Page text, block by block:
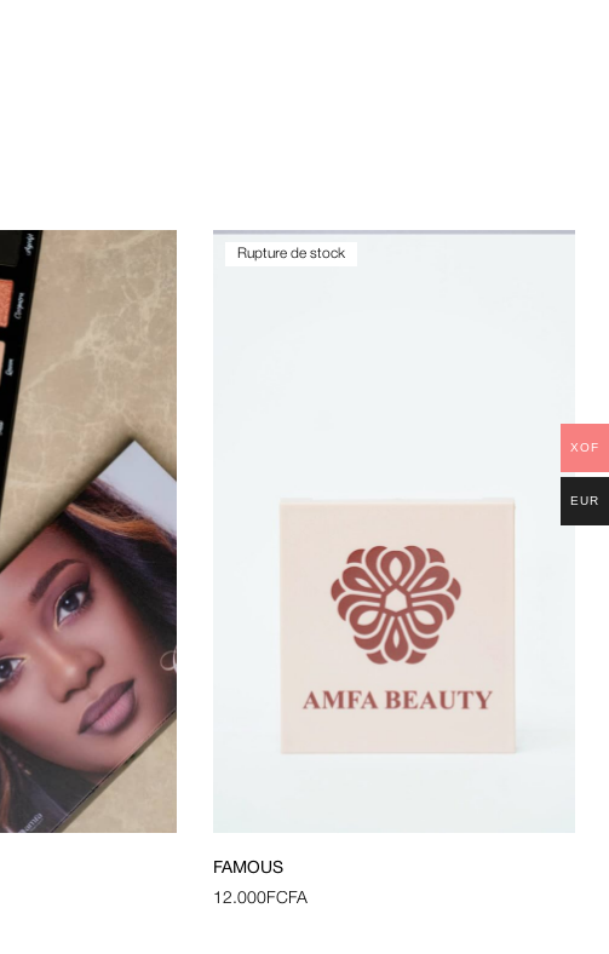
Rupture de stock
FAMOUS
12.000FCFA
XOF
EUR